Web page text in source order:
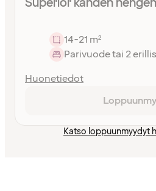
14-21 m²
Parivuode tai 2
Huonetiedot
Katso loppuunmyydyt